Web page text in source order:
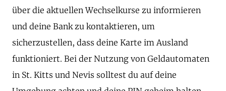
über die aktuellen Wechselkurse zu informieren
und deine Bank zu kontaktieren, um
sicherzustellen, dass deine Karte im Ausland
funktioniert. Bei der Nutzung von Geldautomaten
in St. Kitts und Nevis solltest du auf deine